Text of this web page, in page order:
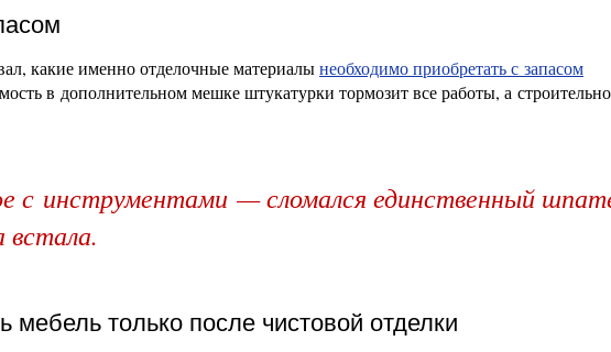
какие именно отделочные материалынеобходимо приобретать с запасом
в дополнительном мешке штукатурки тормозит все работы, а
с инструментами — сломался единственный
мебель только после чистовой отделки